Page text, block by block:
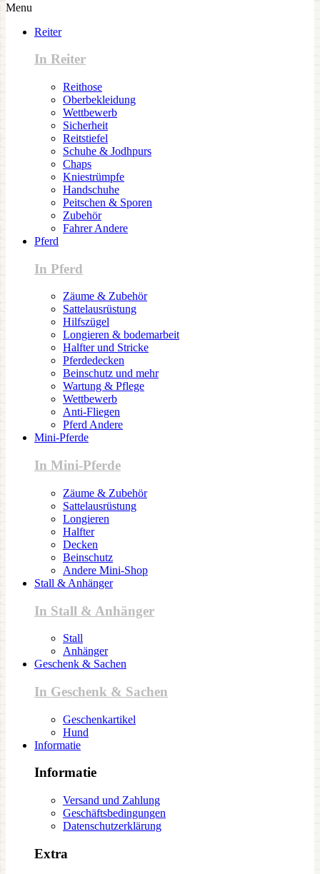
Menu
Reiter
In Reiter
Reithose
Oberbekleidung
Wettbewerb
Sicherheit
Reitstiefel
Schuhe & Jodhpurs
Chaps
Kniestrümpfe
Handschuhe
Peitschen & Sporen
Zubehör
Fahrer Andere
Pferd
In Pferd
Zäume & Zubehör
Sattelausrüstung
Hilfszügel
Longieren & bodemarbeit
Halfter und Stricke
Pferdedecken
Beinschutz und mehr
Wartung & Pflege
Wettbewerb
Anti-Fliegen
Pferd Andere
Mini-Pferde
In Mini-Pferde
Zäume & Zubehör
Sattelausrüstung
Longieren
Halfter
Decken
Beinschutz
Andere Mini-Shop
Stall & Anhänger
In Stall & Anhänger
Stall
Anhänger
Geschenk & Sachen
In Geschenk & Sachen
Geschenkartikel
Hund
Informatie
Informatie
Versand und Zahlung
Geschäftsbedingungen
Datenschutzerklärung
Extra